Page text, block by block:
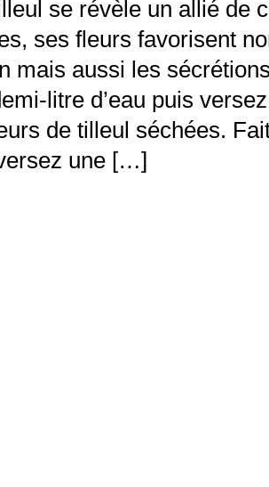
se révèle un allié de
ses fleurs favorisent
mais aussi les
litre d’eau puis
de tilleul séchées.
une […]